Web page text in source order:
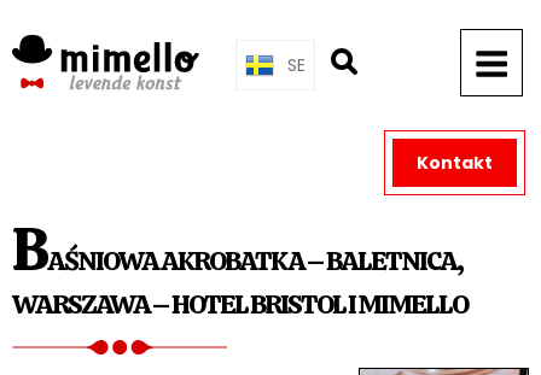
to
content
SE
BAŚNIOWA AKROBATKA – BALETNICA,
WARSZAWA – HOTEL BRISTOL I MIMELLO
Kontakt